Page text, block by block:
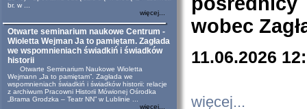
br. w ...
więcej...
Otwarte seminarium naukowe Centrum -
Wioletta Wejman Ja to pamiętam. Zagłada
we wspomnieniach świadkiń i świadków
historii
Otwarte Seminarium Naukowe Wioletta
Wejmann „Ja to pamiętam”. Zagłada we
wspomnieniach świadkiń i świadków historii: relacje
z archiwum Pracowni Historii Mówionej Ośrodka
„Brama Grodzka – Teatr NN” w Lublinie ...
więcej...
wobec
11.06.2026
więcej...